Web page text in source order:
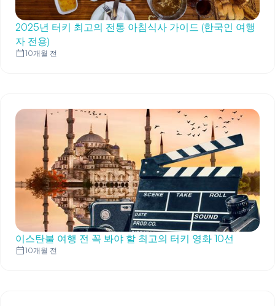
2025년 터키 최고의 전통 아침식사 가이드 (한국인 여행
자 전용)
10개월 전
이스탄불 여행 전 꼭 봐야 할 최고의 터키 영화 10선
10개월 전